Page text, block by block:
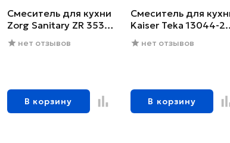
Смеситель для кухни
Zorg Sanitary ZR 353
YF-BRнет отзывов
В корзину
Смеситель для
Kaiser Teka 13044-2
черный глянцевый
нет отзывов
В корзину